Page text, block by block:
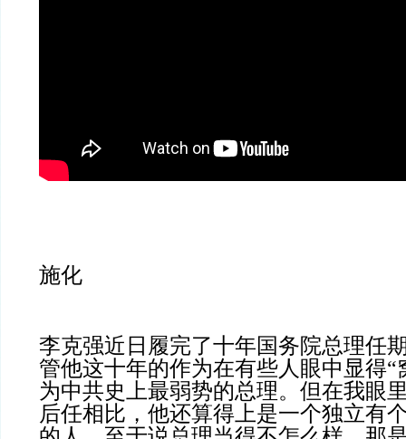
施化
李克强近日履完了十年国务院总理任
管他这十年的作为在有些人眼中显得“
为中共史上最弱势的总理。但在我眼
后任相比，他还算得上是一个独立有